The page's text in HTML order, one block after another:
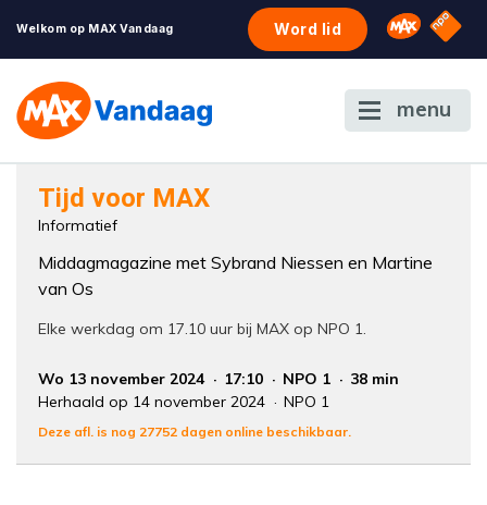
Welkom op MAX Vandaag Word lid Omroep
NPO
menu
Er is een licentie-fout opgetreden. Als het
contact op met onze klantenservice.
Tijd voor MAX
Informatief
Middagmagazine met Sybrand Niessen en Martine
van Os
Elke werkdag om 17.10 uur bij MAX op NPO 1.
Wo 13 november 2024 17:10 NPO 1
38 min
Herhaald op 14 november 2024
NPO 1
Deze afl. is nog 27752 dagen online beschikbaar.